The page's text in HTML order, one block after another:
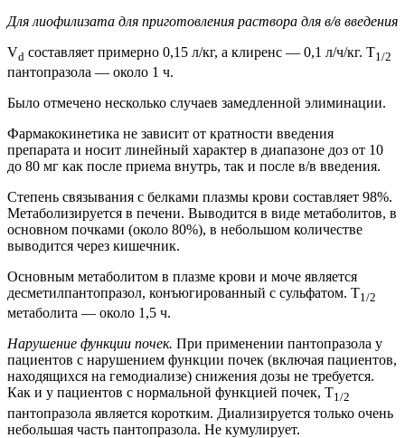
Для лиофилизата для приготовления раствора для в/в введения
Vd составляет примерно 0,15 л/кг, а клиренс — 0,1 л/ч/кг. T1/2
пантопразола — около 1 ч.
Было отмечено несколько случаев замедленной элиминации.
Фармакокинетика не зависит от кратности введения
препарата и носит линейный характер в диапазоне доз от 10
до 80 мг как после приема внутрь, так и после в/в введения.
Степень связывания с белками плазмы крови составляет 98%.
Метаболизируется в печени. Выводится в виде метаболитов, в
основном почками (около 80%), в небольшом количестве
выводится через кишечник.
Основным метаболитом в плазме крови и моче является
десметилпантопразол, конъюгированный с сульфатом. T1/2
метаболита — около 1,5 ч.
Нарушение функции почек. При применении пантопразола у
пациентов с нарушением функции почек (включая пациентов,
находящихся на гемодиализе) снижения дозы не требуется.
Как и у пациентов с нормальной функцией почек, T1/2
пантопразола является коротким. Диализируется только очень
небольшая часть пантопразола. Не кумулирует.